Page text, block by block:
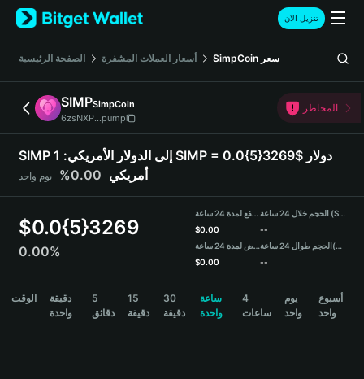
English
日本語
Русский
Español (Latinoamérica)
Türkçe
Deutsch
简体中文
Português (Portugal)
Bahasa Indonesia
বাংলা
تنزيل الآن
الصفحة الرئيسية أسعار العملات المشفرة SimpCoin سعر
SIMPSimpCoin
6zsNXP...pump
المخاطر
SIMP إلى الدولار الأمريكي: 1 SIMP = 0.0{5}3269$ دولار
أمريكي 0.00% يوم واحد
$0.0{5}3269
0.00%
مرتفع لمدة 24 ساعة
$0.00
منخفض لمدة 24 ساعة
$0.00
الحجم خلال 24 ساعة (SIMP)
--
الحجم طوال 24 ساعة(USDT)
--
الوقت
دقيقة
واحدة
5
دقائق
15
دقيقة
30
دقيقة
ساعة
واحدة
4
ساعات
يوم
واحد
أسبوع
واحد